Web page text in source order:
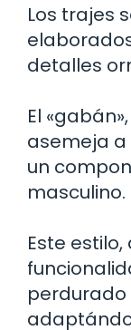
Los trajes
detalles
El
asemeja a
un
masculino.
Este
perdurado